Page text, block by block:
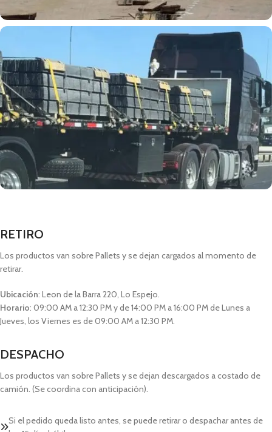
RETIRO
Los productos van sobre Pallets y se dejan cargados al momento de
retirar.
Ubicación: Leon de la Barra 220, Lo Espejo.
Horario: 09:00 AM a 12:30 PM y de 14:00 PM a 16:00 PM de Lunes a
Jueves, los Viernes es de 09:00 AM a 12:30 PM.
DESPACHO
Los productos van sobre Pallets y se dejan descargados a costado de
camión. (Se coordina con anticipación).
Si el pedido queda listo antes, se puede retirar o despachar antes de